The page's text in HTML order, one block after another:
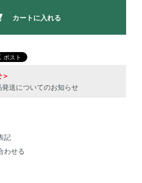
カートに入れる
送についてのお知らせ
記
わせる